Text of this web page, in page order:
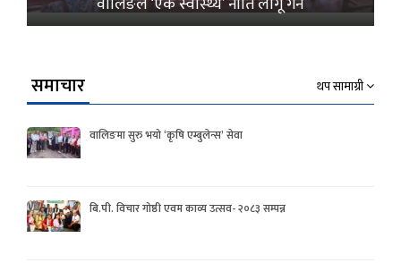
समाचार थप सामाग्री
वालिङमा सुरु भयो ‘कृषि एम्बुलेन्स’ सेवा
बि.पी. विचार गोष्ठी एवम काव्य उत्सव- २०८३ सम्पन्न